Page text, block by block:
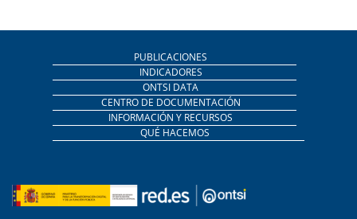
PUBLICACIONES
INDICADORES
ONTSI DATA
CENTRO DE DOCUMENTACIÓN
INFORMACIÓN Y RECURSOS
QUÉ HACEMOS